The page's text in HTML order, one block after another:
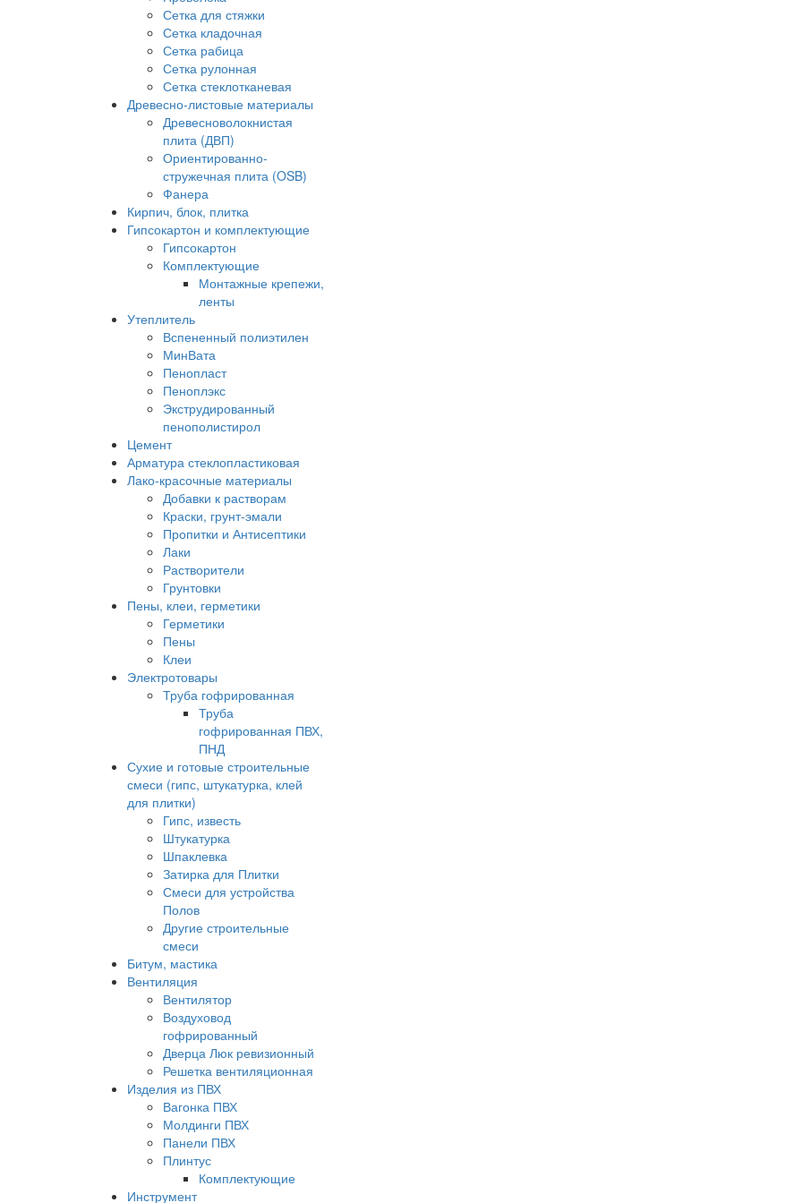
Сетка для стяжки
Сетка кладочная
Сетка рабица
Сетка рулонная
Сетка стеклотканевая
Древесно-листовые материалы
Древесноволокнистая
плита (ДВП)
Ориентированно-
стружечная плита (OSB)
Фанера
Кирпич, блок, плитка
Гипсокартон и комплектующие
Гипсокартон
Комплектующие
Монтажные крепежи,
ленты
Утеплитель
Вспененный полиэтилен
МинВата
Пенопласт
Пеноплэкс
Экструдированный
пенополистирол
Цемент
Арматура стеклопластиковая
Лако-красочные материалы
Добавки к растворам
Краски, грунт-эмали
Пропитки и Антисептики
Лаки
Растворители
Грунтовки
Пены, клеи, герметики
Герметики
Пены
Клеи
Электротовары
Труба гофрированная
Труба
гофрированная ПВХ,
ПНД
Сухие и готовые строительные
смеси (гипс, штукатурка, клей
для плитки)
Гипс, известь
Штукатурка
Шпаклевка
Затирка для Плитки
Смеси для устройства
Полов
Другие строительные
смеси
Битум, мастика
Вентиляция
Вентилятор
Воздуховод
гофрированный
Дверца Люк ревизионный
Решетка вентиляционная
Изделия из ПВХ
Вагонка ПВХ
Молдинги ПВХ
Панели ПВХ
Плинтус
Комплектующие
Инструмент